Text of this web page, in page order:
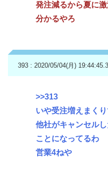
発注減るから夏に
分かるやろ
393 : 2020/05/04(月)
>>313
いや受注増えまく
他社がキャンセル
ことになってるわ
営業4ねや